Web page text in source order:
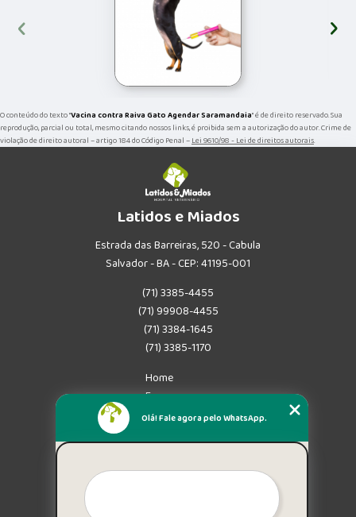
‹ ›
O conteúdo do texto "Vacina contra Raiva Gato Agendar Saramandaia" é de direito reservado. Sua
reprodução, parcial ou total, mesmo citando nossos links, é proibida sem a autorização do autor. Crime de
violação de direito autoral – artigo 184 do Código Penal –Lei 9610/98 - Lei de direitos autorais.
Latidos e Miados
Estrada das Barreiras, 520 - Cabula
Salvador - BA - CEP: 41195-001
(71) 3385-4455
(71) 99908-4455
(71) 3384-1645
(71) 3385-1170
Home
Empresa
Missão
Mapa do site
Olá! Fale agora pelo WhatsApp.